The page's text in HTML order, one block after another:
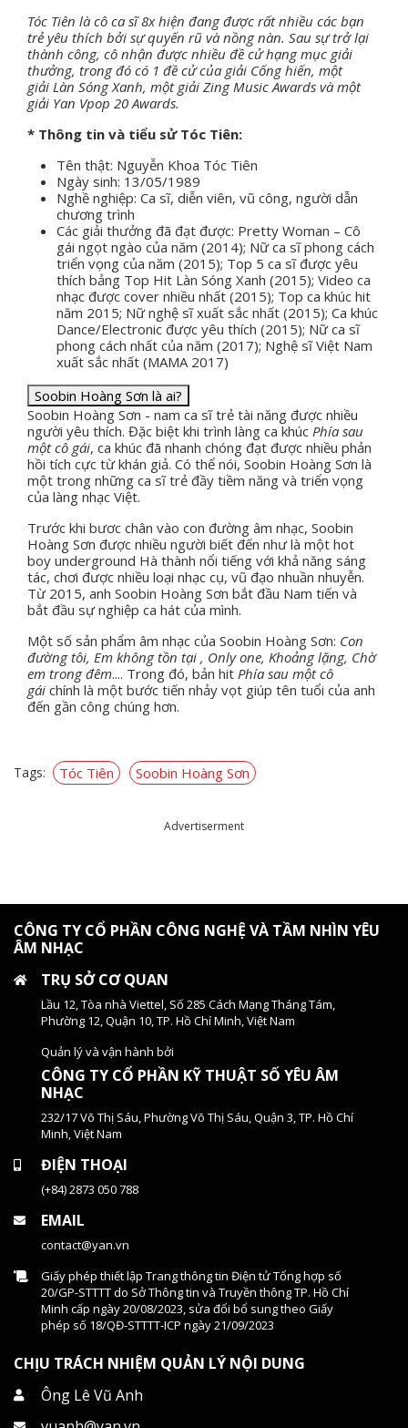
Tóc Tiên là cô ca sĩ 8x hiện đang được rất nhiều các bạn
trẻ yêu thích bởi sự quyến rũ và nồng nàn. Sau sự trở lại
thành công, cô nhận được nhiều đề cử hạng mục giải
thưởng, trong đó có 1 đề cử của giải Cống hiến, một
giải Làn Sóng Xanh, một giải Zing Music Awards và một
giải Yan Vpop 20 Awards.
* Thông tin và tiểu sử Tóc Tiên:
Tên thật: Nguyễn Khoa Tóc Tiên
Ngày sinh: 13/05/1989
Nghề nghiệp: Ca sĩ, diễn viên, vũ công, người dẫn
chương trình
Các giải thưởng đã đạt được: Pretty Woman – Cô
gái ngọt ngào của năm (2014); Nữ ca sĩ phong cách
triển vọng của năm (2015); Top 5 ca sĩ được yêu
thích bảng Top Hit Làn Sóng Xanh (2015); Video ca
nhạc được cover nhiều nhất (2015); Top ca khúc hit
năm 2015; Nữ nghệ sĩ xuất sắc nhất (2015); Ca khúc
Dance/Electronic được yêu thích (2015); Nữ ca sĩ
phong cách nhất của năm (2017); Nghệ sĩ Việt Nam
xuất sắc nhất (MAMA 2017)
Soobin Hoàng Sơn là ai?
Soobin Hoàng Sơn - nam ca sĩ trẻ tài năng được nhiều
người yêu thích. Đặc biệt khi trình làng ca khúc Phía sau
một cô gái, ca khúc đã nhanh chóng đạt được nhiều phản
hồi tích cực từ khán giả. Có thể nói, Soobin Hoàng Sơn là
một trong những ca sĩ trẻ đầy tiềm năng và triển vọng
của làng nhạc Việt.
Trước khi bươc chân vào con đường âm nhạc, Soobin
Hoàng Sơn được nhiều người biết đến như là một hot
boy underground Hà thành nổi tiếng với khả năng sáng
tác, chơi được nhiều loại nhạc cụ, vũ đạo nhuần nhuyễn.
Từ 2015, anh Soobin Hoàng Sơn bắt đầu Nam tiến và
bắt đầu sự nghiệp ca hát của mình.
Một số sản phẩm âm nhạc của Soobin Hoàng Sơn: Con
đường tôi, Em không tồn tại , Only one, Khoảng lặng, Chờ
em trong đêm.... Trong đó, bản hit Phía sau một cô
gái chính là một bước tiến nhảy vọt giúp tên tuổi của anh
đến gần công chúng hơn.
Tags: Tóc Tiên Soobin Hoàng Sơn
Advertiserment
CÔNG TY CỔ PHẦN CÔNG NGHỆ VÀ TẦM NHÌN YÊU
ÂM NHẠC
TRỤ SỞ CƠ QUAN
Lầu 12, Tòa nhà Viettel, Số 285 Cách Mạng Tháng Tám,
Phường 12, Quận 10, TP. Hồ Chí Minh, Việt Nam
Quản lý và vận hành bởi
CÔNG TY CỔ PHẦN KỸ THUẬT SỐ YÊU ÂM
NHẠC
232/17 Võ Thị Sáu, Phường Võ Thị Sáu, Quận 3, TP. Hồ Chí
Minh, Việt Nam
ĐIỆN THOẠI
(+84) 2873 050 788
EMAIL
contact@yan.vn
Giấy phép thiết lập Trang thông tin Điện tử Tổng hợp số
20/GP-STTTT do Sở Thông tin và Truyền thông TP. Hồ Chí
Minh cấp ngày 20/08/2023, sửa đổi bổ sung theo Giấy
phép số 18/QĐ-STTTT-ICP ngày 21/09/2023
CHỊU TRÁCH NHIỆM QUẢN LÝ NỘI DUNG
Ông Lê Vũ Anh